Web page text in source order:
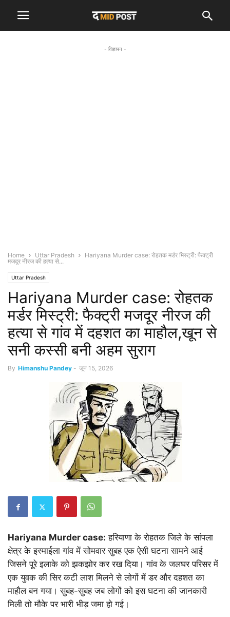
- विज्ञापन -
Home Uttar Pradesh
Hariyana Murder case: रोहतक मर्डर मिस्ट्री: फैक्ट्री
मजदूर नीरज की हत्या से...
Uttar Pradesh
Hariyana Murder case: रोहतक
मर्डर मिस्ट्री: फैक्ट्री मजदूर नीरज की
हत्या से गांव में दहशत का माहौल,खून से
सनी कस्सी बनी अहम सुराग
By Himanshu Pandey - जून 15, 2026
Hariyana Murder case: हरियाणा के रोहतक जिले के सांपला
क्षेत्र के इस्माईला गांव में सोमवार सुबह एक ऐसी घटना सामने आई
जिसने पूरे इलाके को झकझोर कर रख दिया। गांव के जलघर परिसर में
एक युवक की सिर कटी लाश मिलने से लोगों में डर और दहशत का
माहौल बन गया। सुबह-सुबह जब लोगों को इस घटना की जानकारी
मिली तो मौके पर भारी भीड़ जमा हो गई।